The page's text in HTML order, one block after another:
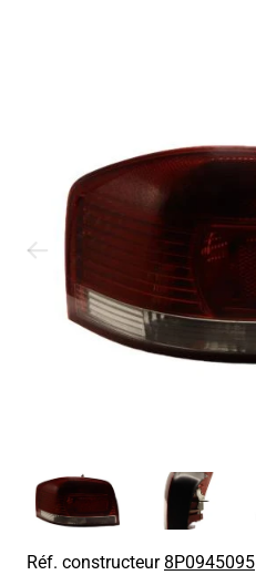
Réf. constructeur8P0945095